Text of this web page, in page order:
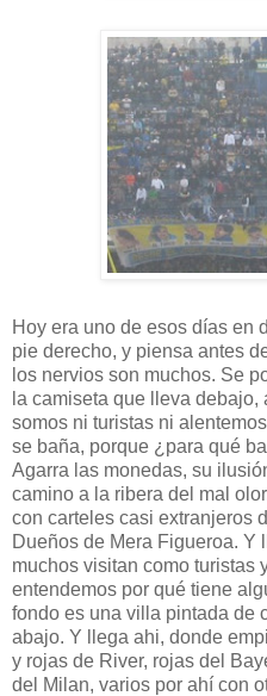
Hoy era uno de esos días en
pie derecho, y piensa antes
los nervios son muchos. Se
la camiseta que lleva
somos ni turistas ni
se baña, porque ¿para qué
Agarra las monedas, su
camino a la ribera del mal
con carteles casi extranjeros
Dueños de Mera Figueroa. Y
muchos visitan como turistas
entendemos por qué tiene
fondo es una villa pintada de
abajo. Y llega ahi, donde
y rojas de River, rojas del
del Milan, varios por ahí con